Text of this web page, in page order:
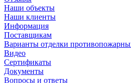
Наши объекты
Наши клиенты
Информация
Поставщикам
Варианты отделки
Видео
Сертификаты
Документы
Вопросы и ответы